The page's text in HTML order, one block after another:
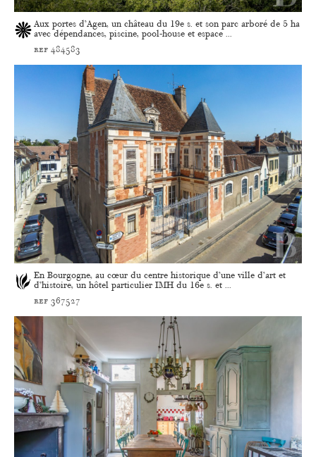
Aux portes d’Agen, un château du 19e s. et son parc arboré de 5 ha
avec dépendances, piscine, pool-house et espace ...
ref 484583
En Bourgogne, au cœur du centre historique d’une ville d’art et
d’histoire, un hôtel particulier IMH du 16e s. et ...
ref 367527